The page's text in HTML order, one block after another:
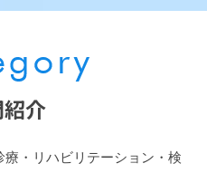
介
・リハビリテーション・検